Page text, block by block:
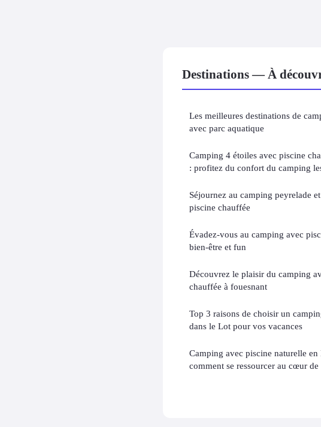
Destinations — À
Les meilleures destinations de
avec parc aquatique
Camping 4 étoiles avec piscine
: profitez du confort du camping
Séjournez au camping peyrelade
piscine chauffée
Évadez-vous au camping avec
bien-être et fun
Découvrez le plaisir du camping
chauffée à fouesnant
Top 3 raisons de choisir un
dans le Lot pour vos vacances
Camping avec piscine naturelle en
comment se ressourcer au cœur de